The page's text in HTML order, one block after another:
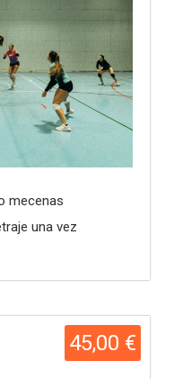
mecenas
una vez
45,00 €